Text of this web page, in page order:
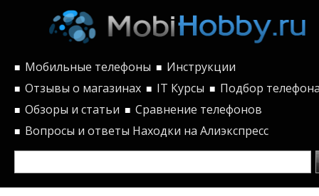
■ Мобильные телефоны ■ Инструкции
■ Отзывы о магазинах ■ IT Курсы ■ Подбор
■ Обзоры и статьи ■ Сравнение телефонов
■ Вопросы и ответы Находки на Алиэкспресс